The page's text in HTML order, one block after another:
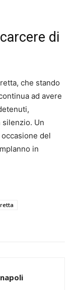
di
che stando
ad avere
silenzio. Un
del
in